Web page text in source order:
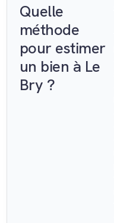
Quelle
méthode
pour estimer
un bien à Le
Bry ?